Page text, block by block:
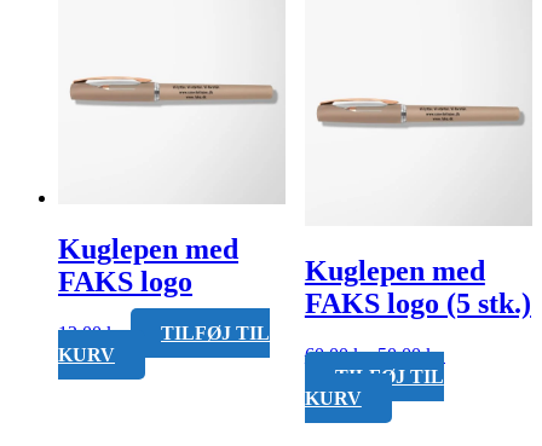
Kuglepen med
FAKS logo
12,00kr.
TILFØJ TIL
KURV
Kuglepen med
FAKS logo (5 stk.)
60,00kr.Den
oprindelige
pris
var:
50,00kr.Den
pris
TILFØJ TIL
KURV